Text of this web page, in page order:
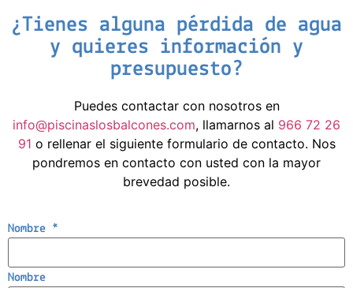
¿Tienes alguna pérdida de agua
y quieres información y
presupuesto?
Puedes contactar con nosotros en
info@piscinaslosbalcones.com, llamarnos al 966 72 26
91 o rellenar el siguiente formulario de contacto. Nos
pondremos en contacto con usted con la mayor
brevedad posible.
Nombre *
Nombre